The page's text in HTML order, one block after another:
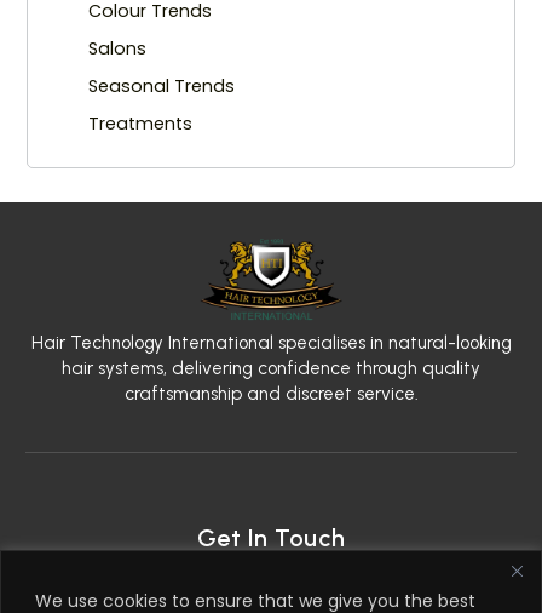
We use cookies to ensure that we give you the best
Colour Trends
Salons
Seasonal Trends
Treatments
Hair Technology International specialises in natural-looking
hair systems, delivering confidence through quality
craftsmanship and discreet service.
Get In Touch
2nd Floor, 79 West Regent Street, Glasgow G2 2AW